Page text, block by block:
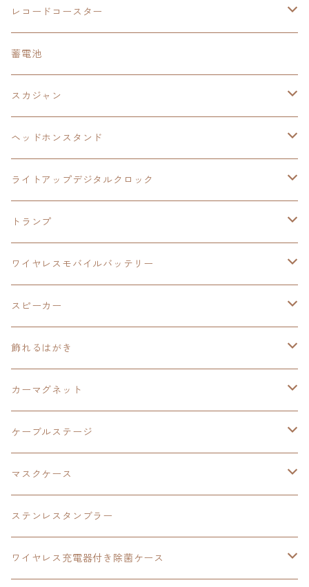
モバイルバッテリー
置くだけスピーカー
飾れるはがき
トランプ
カーマグネット
閃の軌跡Ⅱ
トランプ
イースⅨ
手帳型スマホカバー
モバイルバッテリー
オーロラアクリルスタンド
零の軌跡：改
碧の軌跡：改
創の軌跡
ケーブルステージ
イラストフレームクロック
ダブルアクリルキーチェーン
40周年記念
黎の軌跡
3in1充電ケーブル
カードサイズスピーカー
黎の軌跡Ⅱ
イースⅩ
東亰ザナドゥeX+
極厚アクリルキーチェーン
オーロラアクリルスタンド
イースvs空の軌跡
軌跡シリーズ20周年
界の軌跡
アクリルマグネット
空の軌跡1st
軌跡シリーズ
イースⅧ
東亰ザナドゥ
阪神タイガース
閃の軌跡Ⅲ
ソーラーパネル
LEDライト付き
閃の軌跡Ⅳ
イースⅨ
イースⅧ
閃の軌跡Ⅲ
閃の軌跡Ⅳ
イースⅨ
零の軌跡：改
碧の軌跡：改
創の軌跡
黎の軌跡
黎の軌跡Ⅱ
空の軌跡1st
界の軌跡
日本ファルコム
閃の軌跡Ⅲ
レコードコースター
日本ファルコム
閃の軌跡
蓄電池
スカジャン
サンリオ
ワンピース
今日から俺は！！
ゴジラ
手塚治虫
ウルトラマン
タツノコプロ
ドラえもん
ヘッドホンスタンド
閃の軌跡Ⅳ
イースⅨ
零の軌跡：改
碧の軌跡：改
創の軌跡
黎の軌跡
黎の軌跡Ⅱ
界の軌跡
ライトアップデジタルクロック
閃の軌跡Ⅳ
イースⅨ
零の軌跡：改
碧の軌跡：改
創の軌跡
トランプ
日本ファルコム
ワイヤレスモバイルバッテリー
イースⅨ
閃の軌跡
閃の軌跡Ⅳ
零の軌跡：改
碧の軌跡：改
創の軌跡
40周年記念
スピーカー
置くだけスピーカー
碧の軌跡：改
創の軌跡
バイブレーションスピーカー
軌跡シリーズ15周年
創の軌跡
飾れるはがき
閃の軌跡Ⅳ
イースⅨ
創の軌跡
カーマグネット
軌跡シリーズ
ケーブルステージ
閃の軌跡Ⅲ
創の軌跡
マスクケース
創の軌跡
ステンレスタンブラー
ワイヤレス充電器付き除菌ケース